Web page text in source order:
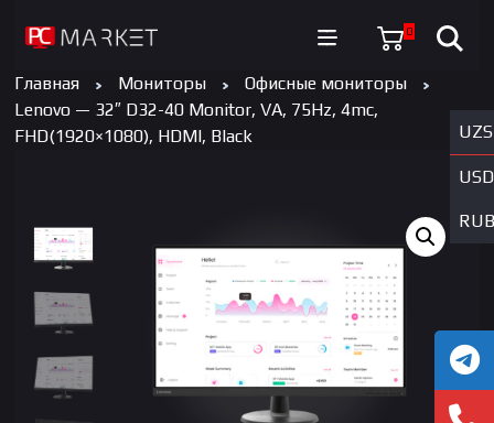
0
UZS
USD
RUB
Главная Мониторы
Офисные мониторы
Lenovo — 32″ D32-40 Monitor, VA, 75Hz, 4mc,
FHD(1920×1080), HDMI, Black